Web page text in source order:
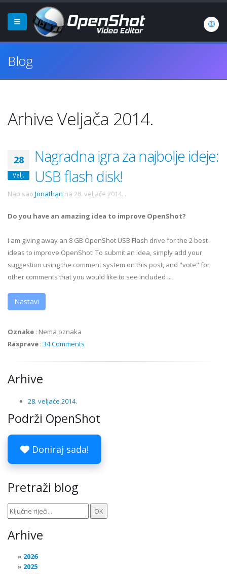
Blog
Arhive Veljača 2014.
28
Velj.
Nagradna igra za najbolje ideje:
USB flash disk!
Napisao Jonathan na 28. veljače 2014. .
Do you have an amazing idea to improve OpenShot?
I am giving away an 8 GB OpenShot USB Flash drive for the 2 best
ideas to improve OpenShot! To submit an idea, simply add your
suggestion using the comment system on this post, and "vote" for
other comments that you would like to see included ...
Nastavi
Oznake : Nema oznaka
Rasprave : 34 Comments
Arhive
28. veljače 2014.
Podrži OpenShot
Doniraj sada!
Pretraži blog
Arhive
2026
2025